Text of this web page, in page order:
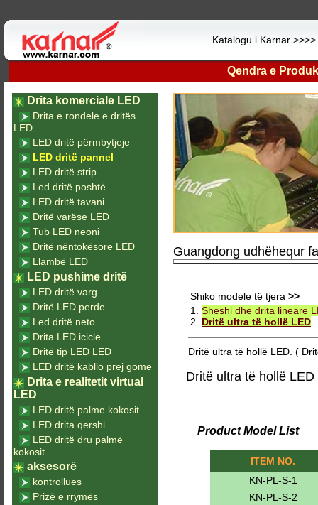
Katalogu i Karnar >>>>
Qendra e
Guangdong udhëhequr
Shiko modele të tjera >>
1. Sheshi dhe drita lineare
2. Dritë ultra të hollë LED
Dritë ultra të hollë LED. (
Dritë ultra të hollë LED
Product Model List
ITEM NO.
KN-PL-S-1
KN-PL-S-2
Drita komerciale LED
Drita e rondele e dritës
LED
LED dritë përmbytjeje
LED dritë pannel
LED dritë strip
Led dritë poshtë
LED dritë tavani
Dritë varëse LED
Tub LED neoni
Dritë nëntokësore LED
Llambë LED
LED pushime dritë
LED dritë varg
Dritë LED perde
Led dritë neto
Drita LED icicle
Dritë tip LED LED
LED dritë kabllo prej gome
Drita e realitetit virtual
LED
LED dritë palme kokosit
LED drita qershi
LED dritë dru palmë
kokosit
aksesorë
kontrollues
Prizë e rrymës